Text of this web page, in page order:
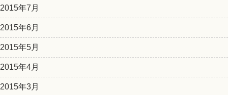
2015年7月
2015年6月
2015年5月
2015年4月
2015年3月